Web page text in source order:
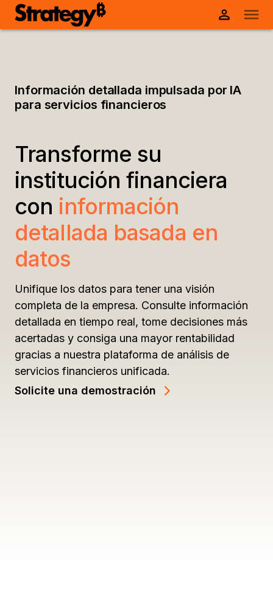
Información detallada impulsada por IA
para servicios financieros
Transforme su
institución financiera
con información
detallada basada en
datos
Unifique los datos para tener una visión
completa de la empresa. Consulte información
detallada en tiempo real, tome decisiones más
acertadas y consiga una mayor rentabilidad
gracias a nuestra plataforma de análisis de
servicios financieros unificada.
Solicite una demostración